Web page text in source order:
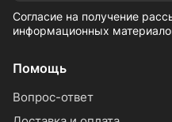
Согласие на получение
информационных
Помощь
Вопрос-ответ